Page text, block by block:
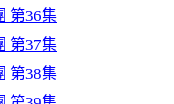
第36集
第37集
第38集